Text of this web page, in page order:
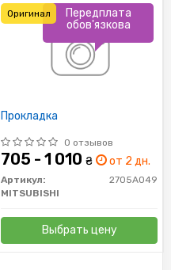
Прокладка
0 отзывов
705 - 1 010 ₴ от 2 дн.
Артикул:
2705A049
MITSUBISHI
Выбрать цену
Передплата
обов'язкова
Оригинал